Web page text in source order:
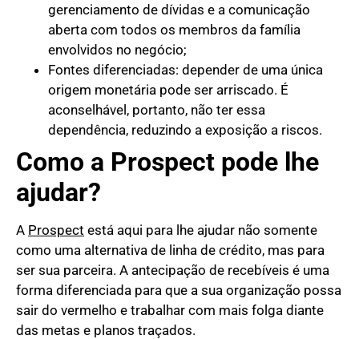
gerenciamento de dívidas e a comunicação
aberta com todos os membros da família
envolvidos no negócio;
Fontes diferenciadas: depender de uma única
origem monetária pode ser arriscado. É
aconselhável, portanto, não ter essa
dependência, reduzindo a exposição a riscos.
Como a Prospect pode lhe
ajudar?
A Prospect está aqui para lhe ajudar não somente
como uma alternativa de linha de crédito, mas para
ser sua parceira. A antecipação de recebíveis é uma
forma diferenciada para que a sua organização possa
sair do vermelho e trabalhar com mais folga diante
das metas e planos traçados.